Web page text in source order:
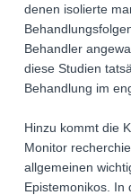
denen isolierte
Behandler
diese Studien
Behandlung im
Hinzu kommt die
Monitor
allgemeinen
Epistemonikos. In